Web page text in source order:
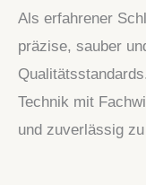
Als erfahrener
präzise, sauber
Technik mit
und zuverlässig